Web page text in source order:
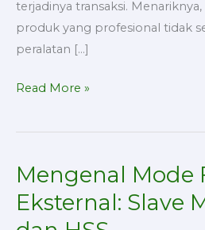
terjadinya transaksi.
produk yang profesional tidak
peralatan […]
Read More »
Mengenal Mode
Eksternal: Slave
Mengenal
Mode
Flash